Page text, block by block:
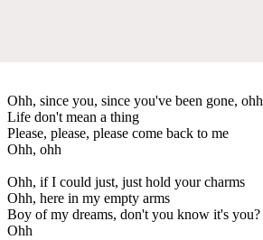
Ohh, since you, since you've been gone, ohh
Life don't mean a thing
Please, please, please come back to me
Ohh, ohh
Ohh, if I could just, just hold your charms
Ohh, here in my empty arms
Boy of my dreams, don't you know it's you?
Ohh